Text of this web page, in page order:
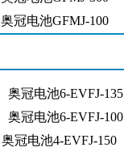
奥冠电池GFMJ-100
奥冠电池6-EVFJ-135
奥冠电池6-EVFJ-100
奥冠电池4-EVFJ-150